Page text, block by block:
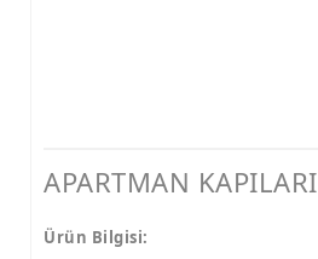
APARTMAN KAPILARI
Ürün Bilgisi: